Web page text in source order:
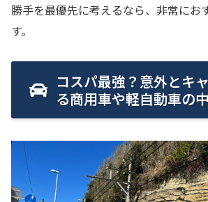
勝手を最優先に考えるなら、非常にお
す。
コスパ最強？意外とキ
る商用車や軽自動車の